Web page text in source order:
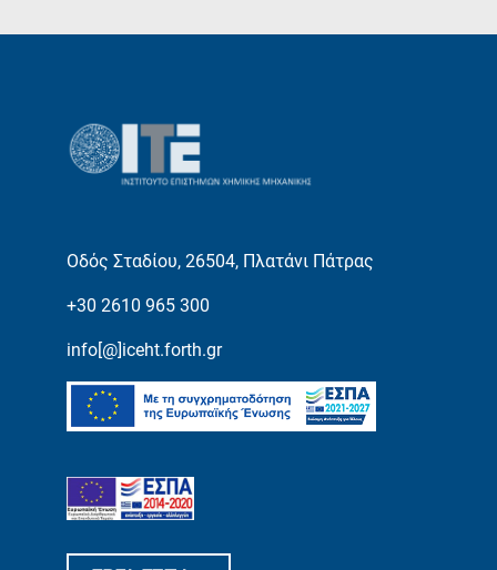
Οδός Σταδίου, 26504, Πλατάνι Πάτρας
+30 2610 965 300
info[@]iceht.forth.gr